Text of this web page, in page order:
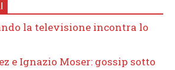
la televisione incontra lo
e Ignazio Moser: gossip sotto